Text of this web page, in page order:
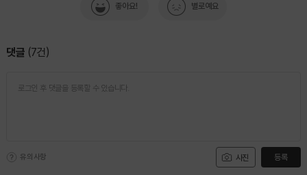
좋아요! 별로예요
댓글 (7건)
사진
유의사항 등록